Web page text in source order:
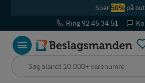
Spar 50%på
Ring 92 45 34 51